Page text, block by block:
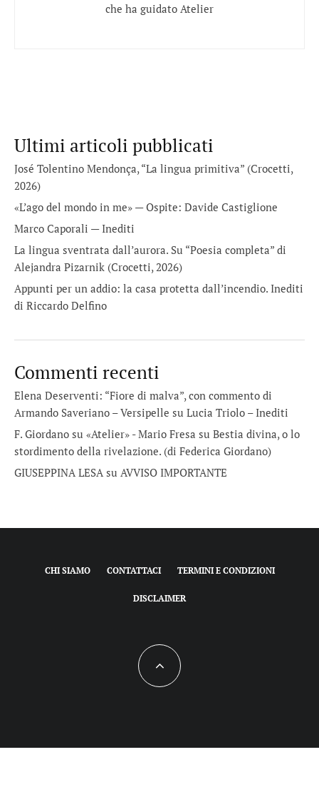
che ha guidato Atelier
Ultimi articoli pubblicati
José Tolentino Mendonça, “La lingua primitiva” (Crocetti,
2026)
«L’ago del mondo in me» — Ospite: Davide Castiglione
Marco Caporali — Inediti
La lingua sventrata dall’aurora. Su “Poesia completa” di
Alejandra Pizarnik (Crocetti, 2026)
Appunti per un addio: la casa protetta dall’incendio. Inediti
di Riccardo Delfino
Commenti recenti
Elena Deserventi: “Fiore di malva”, con commento di
Armando Saveriano – Versipelle su Lucia Triolo – Inediti
F. Giordano su «Atelier» - Mario Fresa su Bestia divina, o lo
stordimento della rivelazione. (di Federica Giordano)
GIUSEPPINA LESAsu AVVISO IMPORTANTE
CHI SIAMO CONTATTACI TERMINI E CONDIZIONI
DISCLAIMER